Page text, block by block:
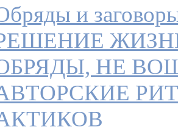
и
НЕ